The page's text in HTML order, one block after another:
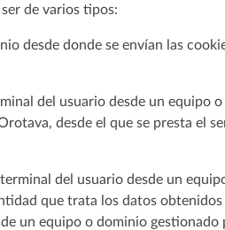
de varios tipos:
desde donde se envían las
del usuario desde un equipo
desde el que se presta el
del usuario desde un
que trata los datos obtenidos
un equipo o dominio gestionado